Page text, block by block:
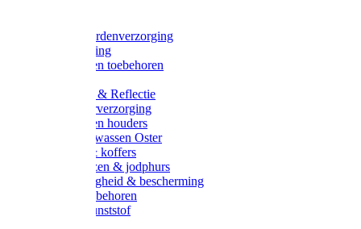
Rapide paardenverzorging
Ruiter kleding
Hoofdstellen toebehoren
Verlichting & Reflectie
Rapide leerverzorging
Likstenen en houders
Poetsen & wassen Oster
Poetssets & koffers
Ruiter laarzen & jodphurs
Ruiter veiligheid & bescherming
Ruiter - toebehoren
Voerbak kunststof